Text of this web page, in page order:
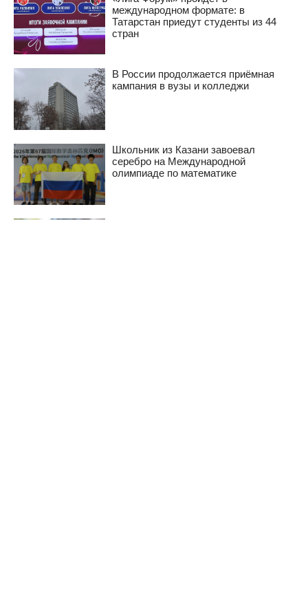
международном формате: в
Татарстан приедут студенты из 44
стран
В России продолжается приёмная
кампания в вузы и колледжи
Школьник из Казани завоевал
серебро на Международной
олимпиаде по математике